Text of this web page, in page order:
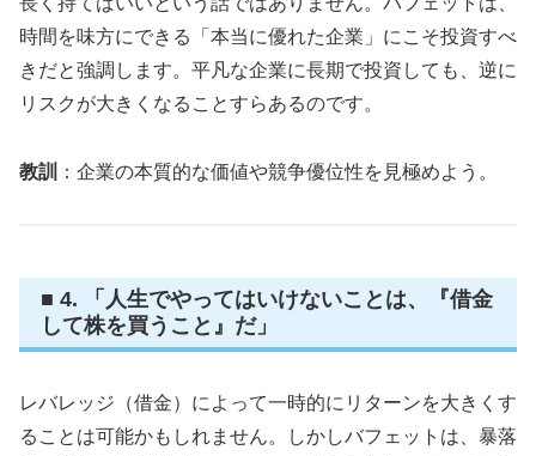
時間を味方にできる「本当に優れた企業」にこそ投資すべ
きだと強調します。平凡な企業に長期で投資しても、逆に
リスクが大きくなることすらあるのです。
教訓 ：企業の本質的な価値や競争優位性を見極めよう。
■ 4. 「人生でやってはいけないことは、『借金
して株を買うこと』だ」
レバレッジ（借金）によって一時的にリターンを大きくす
ることは可能かもしれません。しかしバフェットは、暴落